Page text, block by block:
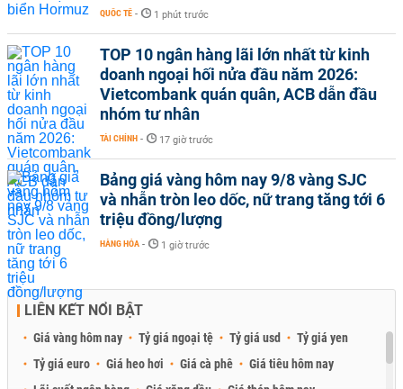
QUỐC TẾ - 1 phút trước
TOP 10 ngân hàng lãi lớn nhất từ kinh
doanh ngoại hối nửa đầu năm 2026:
Vietcombank quán quân, ACB dẫn đầu
nhóm tư nhân
TÀI CHÍNH - 17 giờ trước
Bảng giá vàng hôm nay 9/8 vàng SJC
và nhẫn tròn leo dốc, nữ trang tăng tới 6
triệu đồng/lượng
HÀNG HÓA - 1 giờ trước
LIÊN KẾT NỔI BẬT
Giá vàng hôm nay Tỷ giá ngoại tệ Tỷ giá usd
Tỷ giá yen
Tỷ giá euro
Giá heo hơi Giá cà phê
Giá tiêu hôm nay